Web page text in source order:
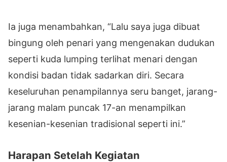
Ia juga menambahkan, “Lalu saya juga dibuat
bingung oleh penari yang mengenakan dudukan
seperti kuda lumping terlihat menari dengan
kondisi badan tidak sadarkan diri. Secara
keseluruhan penampilannya seru banget, jarang-
jarang malam puncak 17-an menampilkan
kesenian-kesenian tradisional seperti ini.”
Harapan Setelah Kegiatan